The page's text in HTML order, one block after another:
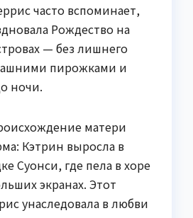
часто вспоминает,
Рождество на
— без лишнего
пирожками и
ночи.
матери
Кэтрин выросла в
Суонси, где пела в хоре
экранах. Этот
унаследовала в любви